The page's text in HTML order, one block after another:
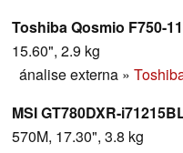
Toshiba Qosmio F750-
15.60", 2.9 kg
ánalise externa »
MSI GT780DXR-
570M, 17.30", 3.8 kg